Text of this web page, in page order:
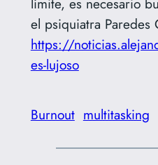
el psiquiatra Paredes
https://
es-lujoso
Burnout multitasking